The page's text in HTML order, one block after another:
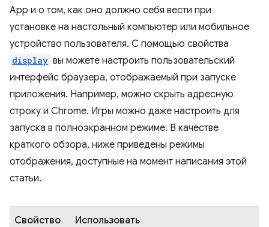
App и о том, как оно должно себя вести при
установке на настольный компьютер или мобильное
устройство пользователя. С помощью свойства
display вы можете настроить пользовательский
интерфейс браузера, отображаемый при запуске
приложения. Например, можно скрыть адресную
строку и Chrome. Игры можно даже настроить для
запуска в полноэкранном режиме. В качестве
краткого обзора, ниже приведены режимы
отображения, доступные на момент написания этой
статьи.
Свойство Использовать